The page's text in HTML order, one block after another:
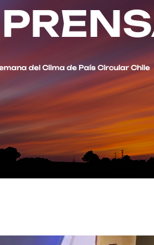
del Clima de País Circular Chile